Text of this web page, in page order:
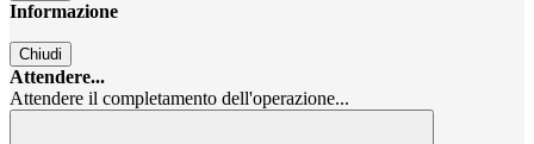
Informazione
Chiudi
Attendere...
Attendere il completamento dell'operazione...